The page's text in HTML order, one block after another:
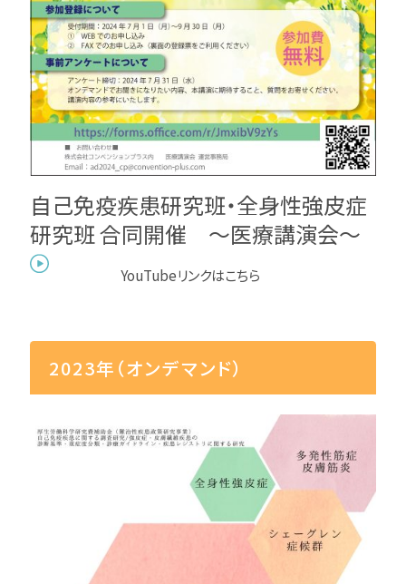
自己免疫疾患研究班・全身性強皮症
研究班 合同開催 ～医療講演会～
YouTubeリンクはこちら
2023年（オンデマンド）